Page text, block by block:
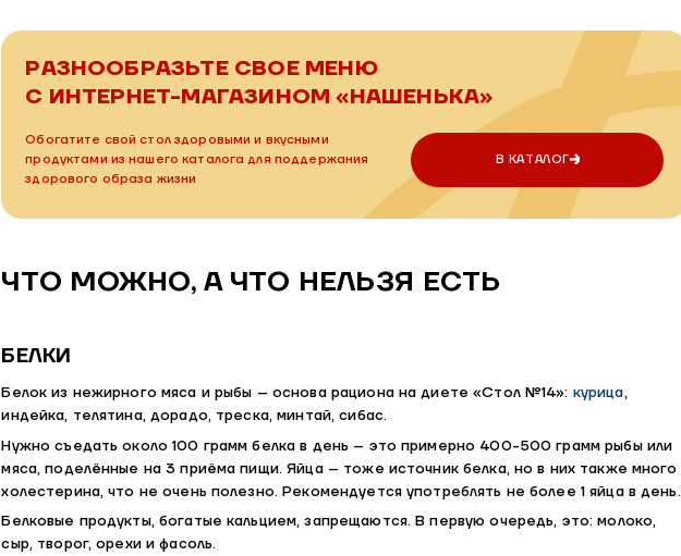
РАЗНООБРАЗЬТЕСВОЕ МЕНЮ
С ИНТЕРНЕТ-МАГАЗИНОМ «НАШЕНЬКА»
Обогатите свой стол здоровыми и вкусными
продуктами из нашего каталога для поддержания
здорового образа жизни
В КАТАЛОГ
ЧТО МОЖНО, А ЧТО НЕЛЬЗЯ ЕСТЬ
БЕЛКИ
Белок из нежирного мяса и рыбы – основа рациона на диете «Стол №14»: курица,
индейка, телятина, дорадо, треска, минтай, сибас.
Нужно съедать около 100 грамм белка в день – это примерно 400-500 грамм рыбы или
мяса, поделённые на 3 приёма пищи. Яйца – тоже источник белка, но в них также много
холестерина, что не очень полезно. Рекомендуется употреблять не более 1 яйца в день.
Белковые продукты, богатые кальцием, запрещаются. В первую очередь, это: молоко,
сыр, творог, орехи и фасоль.